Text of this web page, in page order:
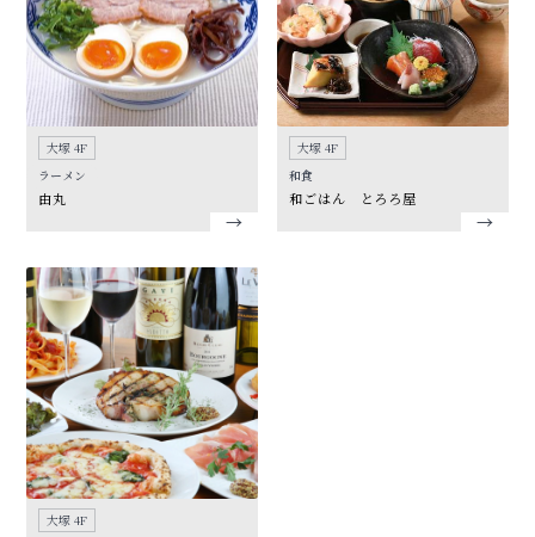
大塚 4F
ラーメン
由丸
大塚 4F
和食
和ごはん とろろ屋
大塚 4F